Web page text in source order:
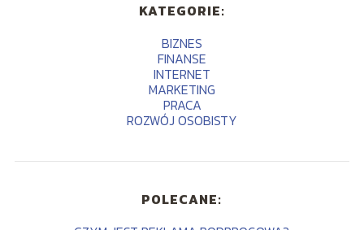
KATEGORIE:
BIZNES
FINANSE
INTERNET
MARKETING
PRACA
ROZWÓJ OSOBISTY
POLECANE: